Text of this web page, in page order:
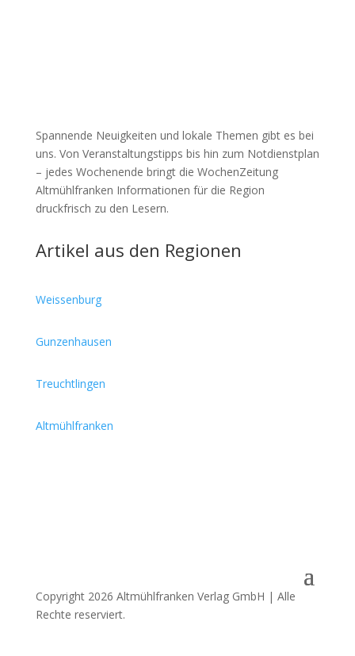
Spannende Neuigkeiten und lokale Themen gibt es bei
uns. Von Veranstaltungstipps bis hin zum Notdienstplan
– jedes Wochenende bringt die WochenZeitung
Altmühlfranken Informationen für die Region
druckfrisch zu den Lesern.
Artikel aus den Regionen
Weissenburg
Gunzenhausen
Treuchtlingen
Altmühlfranken
Copyright 2026 Altmühlfranken Verlag GmbH | Alle
Rechte reserviert.